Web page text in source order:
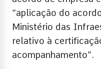
“aplicação do
Ministério das
relativo à
acompanhamento”.